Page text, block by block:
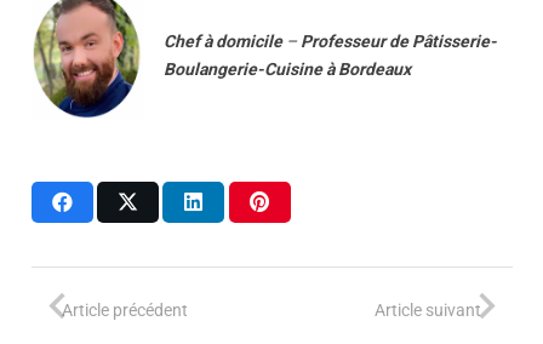
Chef à domicile–Professeur de Pâtisserie-
Boulangerie-Cuisine à Bordeaux
Article précédent Article suivant